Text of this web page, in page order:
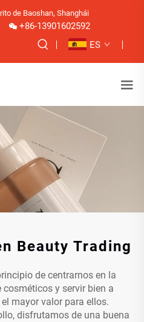
de Baoshan, Shanghái
+86-13901602592
ES
Beauty Trading
de centrarnos en la
y servir bien a
mayor valor para ellos.
disfrutamos de una buena